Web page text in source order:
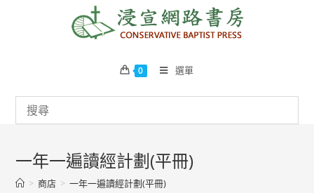
0 選單
一年一遍讀經計劃(平冊)
> 商店 > 一年一遍讀經計劃(平冊)